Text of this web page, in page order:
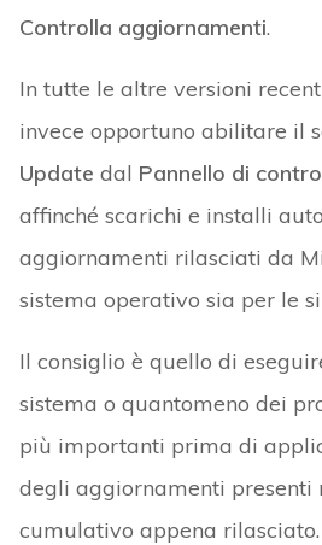
Controlla aggiornamenti.
In tutte le altre versioni
invece opportuno abilitare il
Update dal Pannello di
affinché scarichi e installi
aggiornamenti rilasciati da
sistema operativo sia per le
Il consiglio è quello di
sistema o quantomeno dei
più importanti prima di
degli aggiornamenti presenti
cumulativo appena rilasciato.